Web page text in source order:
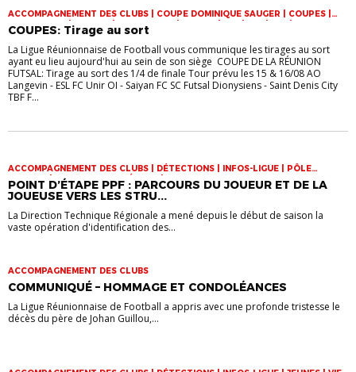
ACCOMPAGNEMENT DES CLUBS | COUPE DOMINIQUE SAUGER | COUPES |
FOOT LOISIR | FUTSAL | INFOS-LIGUE | JEUNES | U14 | U15 | U17 | VIE DES
CLUBS
COUPES: Tirage au sort
La Ligue Réunionnaise de Football vous communique les tirages au sort
ayant eu lieu aujourd'hui au sein de son siège COUPE DE LA RÉUNION
FUTSAL: Tirage au sort des 1/4 de finale Tour prévu les 15 & 16/08 AO
Langevin - ESL FC Unir OI - Saiyan FC SC Futsal Dionysiens - Saint Denis City
TBF F...
ACCOMPAGNEMENT DES CLUBS | DÉTECTIONS | INFOS-LIGUE | PÔLE
ESPOIRS | SPORT-ETUDE FÉMININ | VIE DES CLUBS
POINT D’ÉTAPE PPF : PARCOURS DU JOUEUR ET DE LA
JOUEUSE VERS LES STRU...
La Direction Technique Régionale a mené depuis le début de saison la
vaste opération d'identification des...
ACCOMPAGNEMENT DES CLUBS
COMMUNIQUÉ – HOMMAGE ET CONDOLÉANCES
La Ligue Réunionnaise de Football a appris avec une profonde tristesse le
décès du père de Johan Guillou,...